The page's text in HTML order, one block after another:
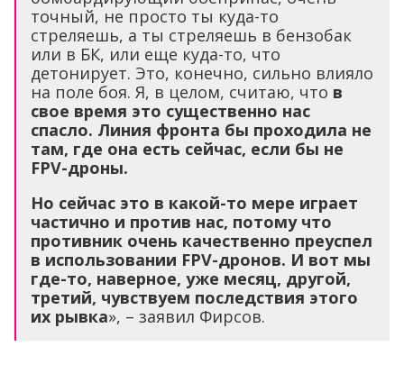
точный, не просто ты куда-то
стреляешь, а ты стреляешь в бензобак
или в БК, или еще куда-то, что
детонирует. Это, конечно, сильно влияло
на поле боя. Я, в целом, считаю, что в
свое время это существенно нас
спасло. Линия фронта бы проходила не
там, где она есть сейчас, если бы не
FPV-дроны.
Но сейчас это в какой-то мере играет
частично и против нас, потому что
противник очень качественно преуспел
в использовании FPV-дронов. И вот мы
где-то, наверное, уже месяц, другой,
третий, чувствуем последствия этого
их рывка», – заявил Фирсов.